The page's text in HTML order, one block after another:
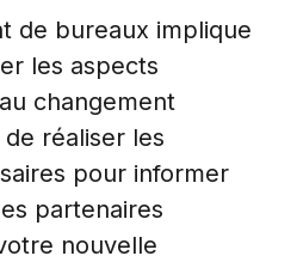
de bureaux implique
les aspects
changement
de réaliser les
pour informer
partenaires
nouvelle